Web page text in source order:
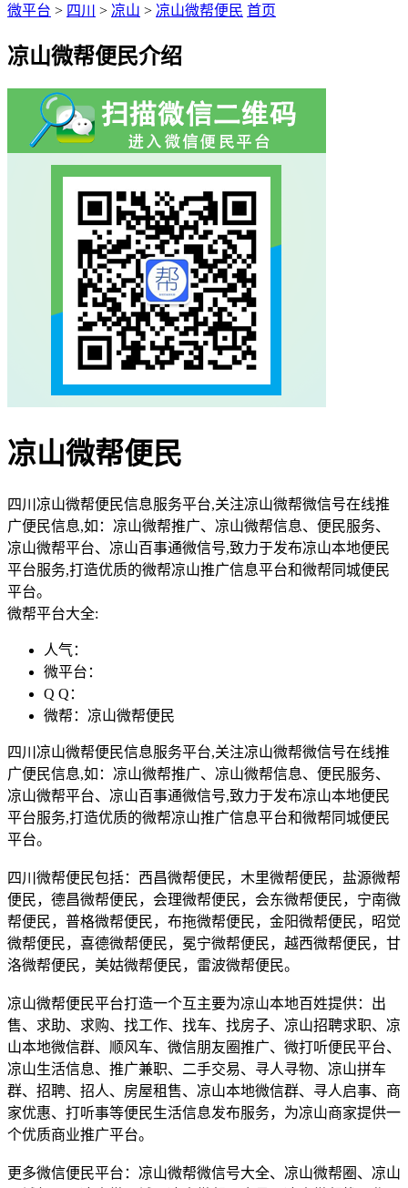
微平台 > 四川 > 凉山 > 凉山微帮便民 首页
凉山微帮便民介绍
凉山微帮便民
四川凉山微帮便民信息服务平台,关注凉山微帮微信号在线推
广便民信息,如：凉山微帮推广、凉山微帮信息、便民服务、
凉山微帮平台、凉山百事通微信号,致力于发布凉山本地便民
平台服务,打造优质的微帮凉山推广信息平台和微帮同城便民
平台。
微帮平台大全:
人气：
微平台：
Q Q：
微帮：凉山微帮便民
四川凉山微帮便民信息服务平台,关注凉山微帮微信号在线推
广便民信息,如：凉山微帮推广、凉山微帮信息、便民服务、
凉山微帮平台、凉山百事通微信号,致力于发布凉山本地便民
平台服务,打造优质的微帮凉山推广信息平台和微帮同城便民
平台。
四川微帮便民包括：西昌微帮便民，木里微帮便民，盐源微帮
便民，德昌微帮便民，会理微帮便民，会东微帮便民，宁南微
帮便民，普格微帮便民，布拖微帮便民，金阳微帮便民，昭觉
微帮便民，喜德微帮便民，冕宁微帮便民，越西微帮便民，甘
洛微帮便民，美姑微帮便民，雷波微帮便民。
凉山微帮便民平台打造一个互主要为凉山本地百姓提供：出
售、求助、求购、找工作、找车、找房子、凉山招聘求职、凉
山本地微信群、顺风车、微信朋友圈推广、微打听便民平台、
凉山生活信息、推广兼职、二手交易、寻人寻物、凉山拼车
群、招聘、招人、房屋租售、凉山本地微信群、寻人启事、商
家优惠、打听事等便民生活信息发布服务，为凉山商家提供一
个优质商业推广平台。
更多微信便民平台：凉山微帮微信号大全、凉山微帮圈、凉山